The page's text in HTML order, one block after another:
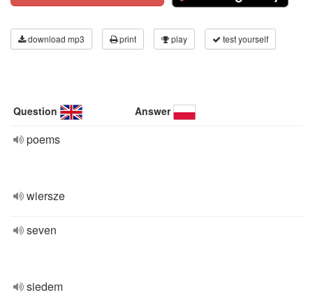
download mp3 print play test yourself
Question Answer
poems
wiersze
seven
siedem